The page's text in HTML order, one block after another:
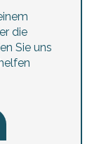
die
Sie uns